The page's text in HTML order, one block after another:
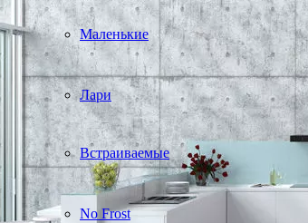
Маленькие
Лари
Встраиваемые
No Frost